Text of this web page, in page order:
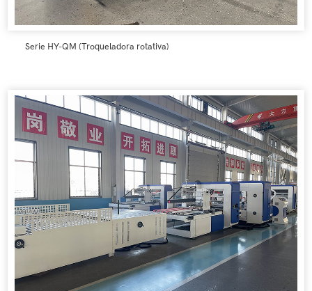
Serie HY-QM (Troqueladora rotativa)